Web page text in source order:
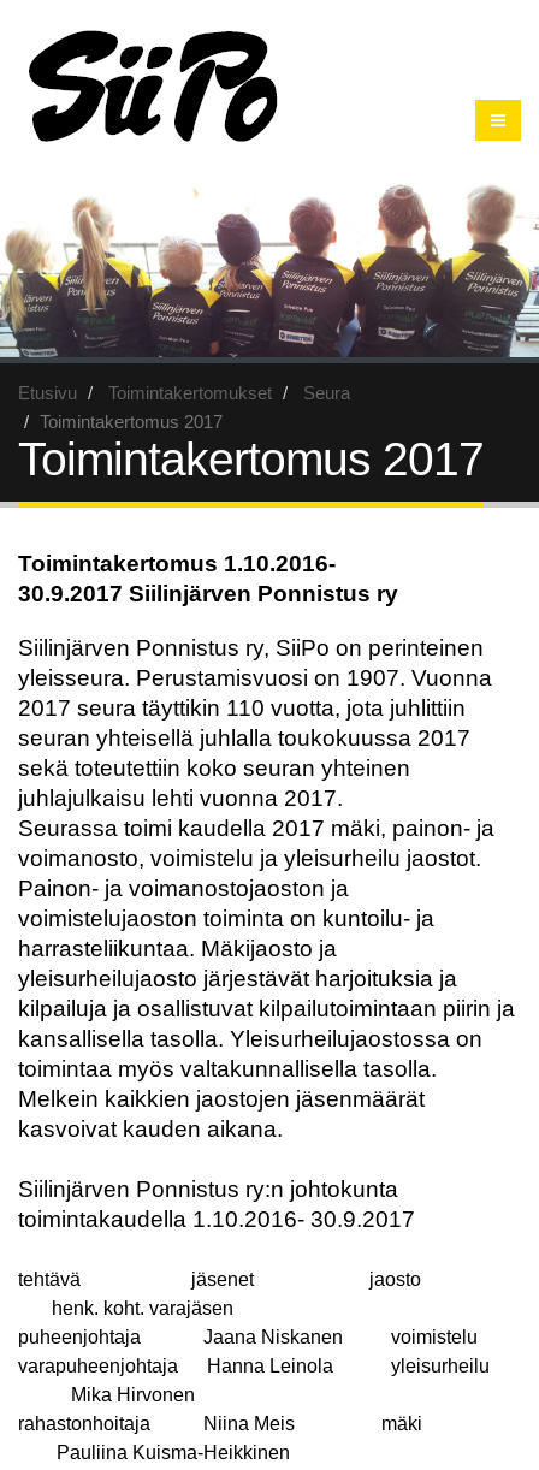
Etusivu Toimintakertomukset
Seura
Toimintakertomus 2017
Toimintakertomus 2017
Toimintakertomus 1.10.2016-
30.9.2017 Siilinjärven Ponnistus ry
Siilinjärven Ponnistus ry, SiiPo on perinteinen
yleisseura. Perustamisvuosi on 1907. Vuonna
2017 seura täyttikin 110 vuotta, jota juhlittiin
seuran yhteisellä juhlalla toukokuussa 2017
sekä toteutettiin koko seuran yhteinen
juhlajulkaisu lehti vuonna 2017.
Seurassa toimi kaudella 2017 mäki, painon- ja
voimanosto, voimistelu ja yleisurheilu jaostot.
Painon- ja voimanostojaoston ja
voimistelujaoston toiminta on kuntoilu- ja
harrasteliikuntaa. Mäkijaosto ja
yleisurheilujaosto järjestävät harjoituksia ja
kilpailuja ja osallistuvat kilpailutoimintaan piirin ja
kansallisella tasolla. Yleisurheilujaostossa on
toimintaa myös valtakunnallisella tasolla.
Melkein kaikkien jaostojen jäsenmäärät
kasvoivat kauden aikana.
Siilinjärven Ponnistus ry:n johtokunta
toimintakaudella 1.10.2016- 30.9.2017
tehtävä jäsenet
jaosto
henk. koht. varajäsen
puheenjohtaja
Jaana Niskanen
voimistelu
varapuheenjohtaja
Hanna Leinola
yleisurheilu
Mika Hirvonen
rahastonhoitaja
Niina Meis
mäki
Pauliina Kuisma-Heikkinen